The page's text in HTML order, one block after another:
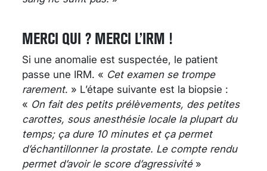
MERCI QUI ? MERCI L’IRM !
Si une anomalie est suspectée, le patient
passe une IRM. « Cet examen se trompe
rarement. » L’étape suivante est la biopsie :
« On fait des petits prélèvements, des petites
carottes, sous anesthésie locale la plupart du
temps; ça dure 10 minutes et ça permet
d’échantillonner la prostate. Le compte rendu
permet d’avoir le score d’agressivité»